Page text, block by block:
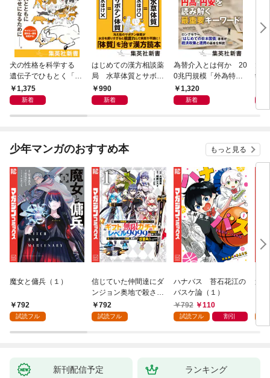
犬の性格を科学する
遺伝子でひもとく「最
良の友」の進化
1,375
新着
はじめての漢方相談薬
局 水草体質とサボテ
ン体質
990
新着
為替介入とは何か 20
0兆円規模「外為特
会」が生まれた謎
1,320
新着
学
少年マンガのおすすめ本 もっと見る
魔女と傭兵（１）
792
試読フル
信じていた仲間達にダ
ンジョン奥地で殺され
かけたがギフト『無限
ガチャ』でレベル９９
（１）
792
試読フル
ハナバス 苔石花江の
バスケ論（１）
792
110
試読フル 割引
追
強
～
新刊配信予定 ランキング